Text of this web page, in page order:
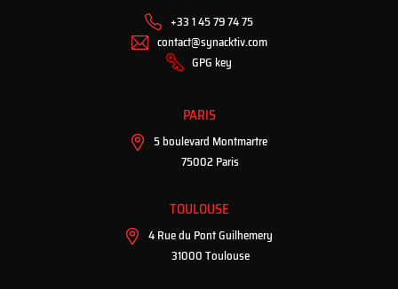
+33 1 45 79 74 75
contact@synacktiv.com
GPG key
PARIS
5 boulevard Montmartre
75002 Paris
TOULOUSE
4 Rue du Pont Guilhemery
31000 Toulouse